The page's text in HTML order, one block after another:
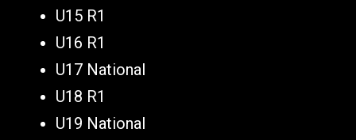
U15 R1
U16 R1
U17 National
U18 R1
U19 National